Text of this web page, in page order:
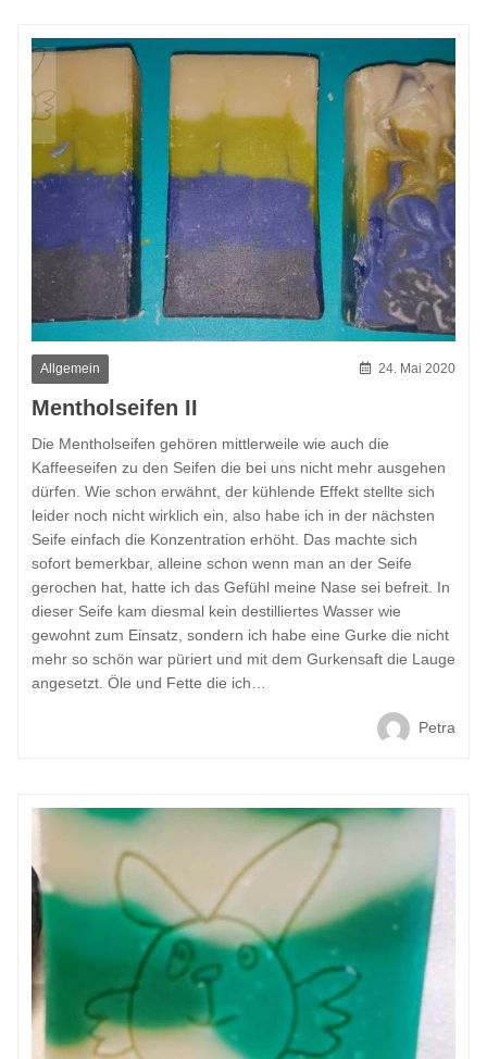
Allgemein 24. Mai 2020
Mentholseifen II
Die Mentholseifen gehören mittlerweile wie auch die
Kaffeeseifen zu den Seifen die bei uns nicht mehr ausgehen
dürfen. Wie schon erwähnt, der kühlende Effekt stellte sich
leider noch nicht wirklich ein, also habe ich in der nächsten
Seife einfach die Konzentration erhöht. Das machte sich
sofort bemerkbar, alleine schon wenn man an der Seife
gerochen hat, hatte ich das Gefühl meine Nase sei befreit. In
dieser Seife kam diesmal kein destilliertes Wasser wie
gewohnt zum Einsatz, sondern ich habe eine Gurke die nicht
mehr so schön war püriert und mit dem Gurkensaft die Lauge
angesetzt. Öle und Fette die ich…
Petra